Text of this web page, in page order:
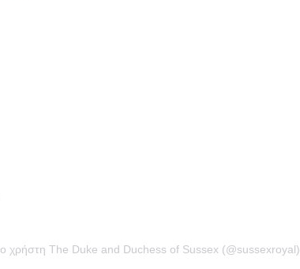
χρήστη The Duke and Duchess of Sussex (@sussexroyal)